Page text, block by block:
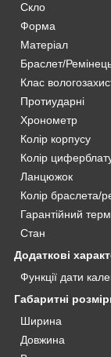
Скло
Форма
Матеріал
Браслет/
Клас
Протиударні
Хронометр
Колір корпусу
Колір
Ланцюжок
Колір браслета/
Гарантійний
Стан
Додаткові
Функції дати
Габаритні
Ширина
Довжина